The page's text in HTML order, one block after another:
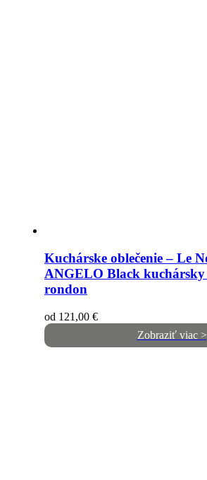
Kuchárske oblečenie – Le
ANGELO Black
rondon
od 121,00 €
Zobraziť viac >